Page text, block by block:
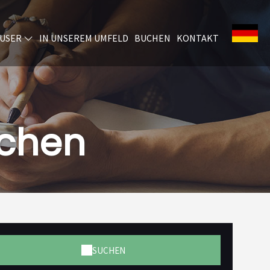
IN UNSEREM UMFELD BUCHEN KONTAKT
SUCHEN